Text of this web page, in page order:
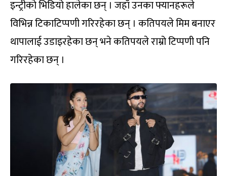
इन्ट्रीको भिडियो हालेका छन् । जहाँ उनका फ्यानहरूले
विभिन्न टिकाटिप्पणी गरिरहेका छन् । कतिपयले मिम बनाएर
थापालाई उडाइरहेका छन् भने कतिपयले राम्रो टिप्पणी पनि
गरिरहेका छन् ।